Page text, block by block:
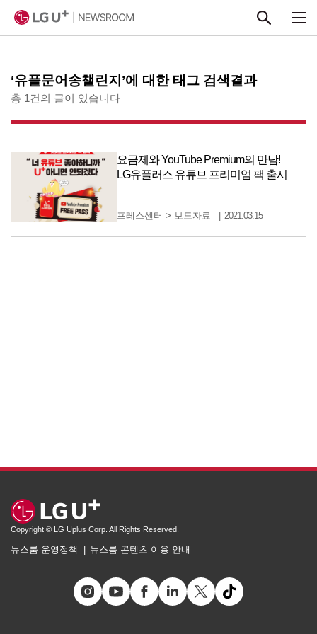
‘유플문어송챌린지’에 대한 태그 검색결과
총 1건의 글이 있습니다
요금제와 YouTube Premium의 만남!
LG유플러스 유튜브 프리미엄 팩 출시
프레스센터 > 보도자료 2021.03.15
Copyright © LG Uplus Corp. All Rights Reserved.
뉴스룸 운영정책 뉴스룸 콘텐츠 이용 안내